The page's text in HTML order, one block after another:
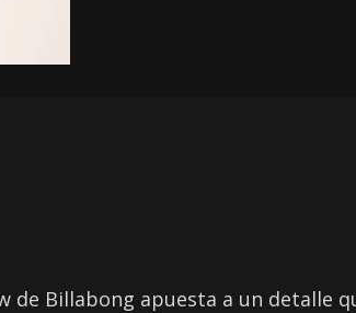
de Billabong apuesta a un detalle